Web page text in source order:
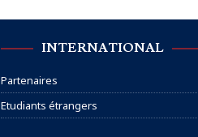
INTERNATIONAL
Partenaires
Etudiants étrangers